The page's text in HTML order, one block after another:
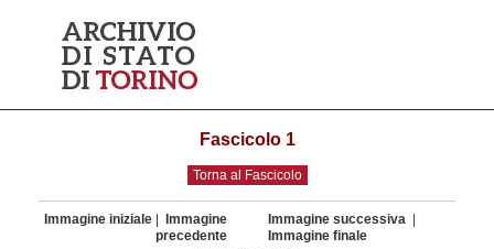
Fascicolo 1
Torna al Fascicolo
Immagine iniziale
Immagine
precedente
Immagine successiva
Immagine finale